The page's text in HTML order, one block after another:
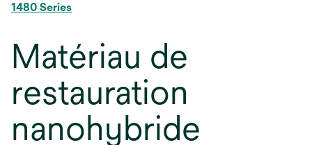
1480 Series
Matériau de
restauration
nanohybride